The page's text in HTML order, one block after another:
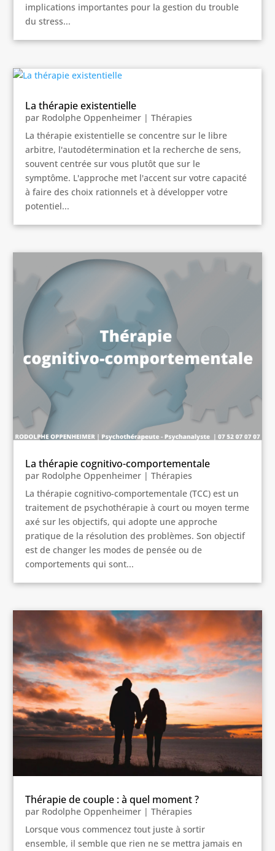
implications importantes pour la gestion du trouble
du stress...
La thérapie existentielle
par Rodolphe Oppenheimer |Thérapies
La thérapie existentielle se concentre sur le libre
arbitre, l'autodétermination et la recherche de sens,
souvent centrée sur vous plutôt que sur le
symptôme. L'approche met l'accent sur votre capacité
à faire des choix rationnels et à développer votre
potentiel...
La thérapie cognitivo-comportementale
par Rodolphe Oppenheimer |Thérapies
La thérapie cognitivo-comportementale (TCC) est un
traitement de psychothérapie à court ou moyen terme
axé sur les objectifs, qui adopte une approche
pratique de la résolution des problèmes. Son objectif
est de changer les modes de pensée ou de
comportements qui sont...
Thérapie de couple : à quel moment ?
par Rodolphe Oppenheimer |Thérapies
Lorsque vous commencez tout juste à sortir
ensemble, il semble que rien ne se mettra jamais en